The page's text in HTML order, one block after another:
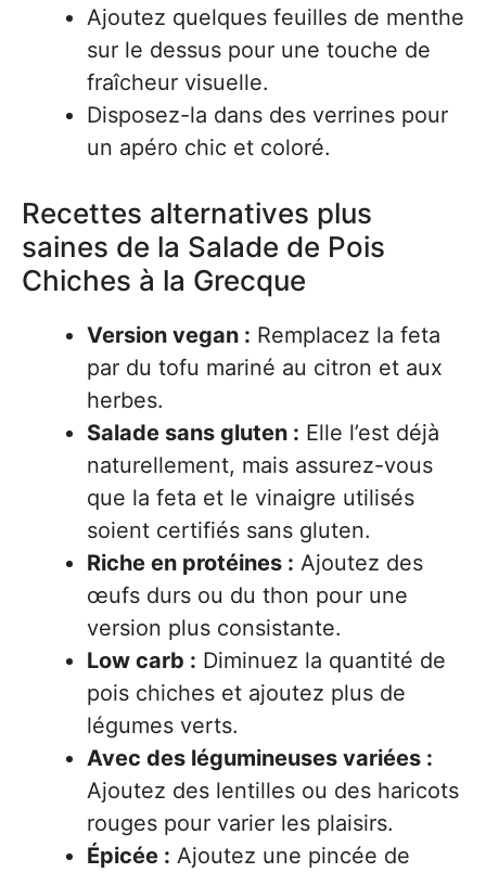
Ajoutez quelques feuilles de menthe
sur le dessus pour une touche de
fraîcheur visuelle.
Disposez-la dans des verrines pour
un apéro chic et coloré.
Recettes alternatives plus
saines de la Salade de Pois
Chiches à la Grecque
Version vegan : Remplacez la feta
par du tofu mariné au citron et aux
herbes.
Salade sans gluten : Elle l’est déjà
naturellement, mais assurez-vous
que la feta et le vinaigre utilisés
soient certifiés sans gluten.
Riche en protéines : Ajoutez des
œufs durs ou du thon pour une
version plus consistante.
Low carb : Diminuez la quantité de
pois chiches et ajoutez plus de
légumes verts.
Avec des légumineuses variées :
Ajoutez des lentilles ou des haricots
rouges pour varier les plaisirs.
Épicée : Ajoutez une pincée de